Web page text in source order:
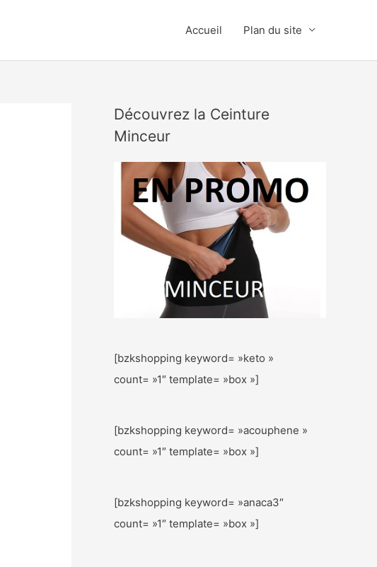
Accueil Plan du site
Découvrez la Ceinture
Minceur
[bzkshopping keyword= »keto »
count= »1″ template= »box »]
[bzkshopping keyword= »acouphene »
count= »1″ template= »box »]
[bzkshopping keyword= »anaca3″
count= »1″ template= »box »]